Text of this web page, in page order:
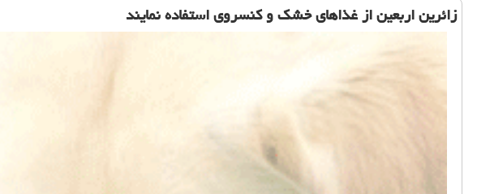
زائرین اربعین از غذاهای خشک و کنسروی استفاده نمایند